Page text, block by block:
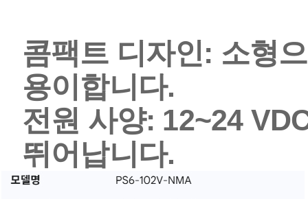
콤팩트 디자인: 소형
용이합니다.
전원 사양: 12~24
뛰어납니다.